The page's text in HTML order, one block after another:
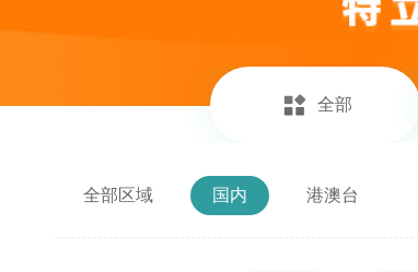
全部
全部区域 国内 港澳台